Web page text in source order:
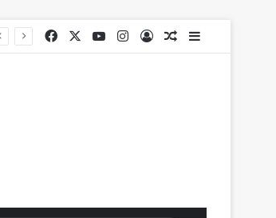
FacebookYouTubeInstagram
Log InRandom Article
Sidebar